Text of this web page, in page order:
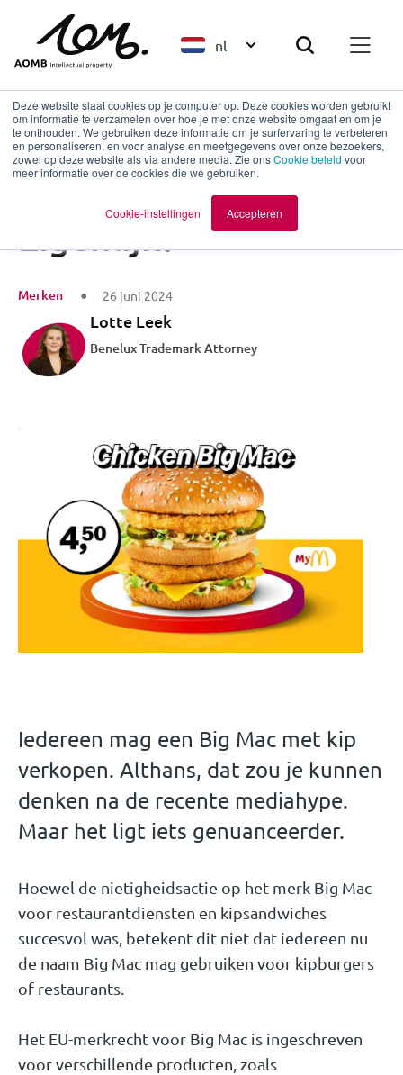
Deze website slaat cookies op je computer op. Deze cookies worden gebruikt
om informatie te verzamelen over hoe je met onze website omgaat en om je
te onthouden. We gebruiken deze informatie om je surfervaring te verbeteren
en personaliseren, en voor analyse en meetgegevens over onze bezoekers,
zowel op deze website als via andere media. Zie onsCookie beleid voor
meer informatie over de cookies die we gebruiken.
Cookie-instellingen Accepteren
nl
Terug naar overzicht
Big Mac: Wat mag
Eigenlijk?
Merken 26 juni 2024
Lotte Leek
Benelux Trademark Attorney
Iedereen mag een Big Mac met kip
verkopen. Althans, dat zou je kunnen
denken na de recente mediahype.
Maar het ligt iets genuanceerder.
Hoewel de nietigheidsactie op het merk Big Mac
voor restaurantdiensten en kipsandwiches
succesvol was, betekent dit niet dat iedereen nu
de naam Big Mac mag gebruiken voor kipburgers
of restaurants.
Het EU-merkrecht voor Big Mac is ingeschreven
voor verschillende producten, zoals